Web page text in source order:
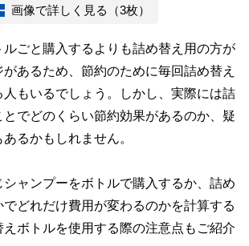
画像で詳しく見る（3枚）
ルごと購入するよりも詰め替え用の方が
あるため、節約のために毎回詰め替え
人もいるでしょう。しかし、実際には詰
でどのくらい節約効果があるのか、疑
るかもしれません。
ャンプーをボトルで購入するか、詰め
どれだけ費用が変わるのかを計算する
えボトルを使用する際の注意点もご紹介